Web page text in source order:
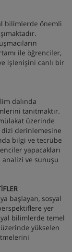
bilimlerde önemli
ile öğrenciler,
işlenişini canlı bir
dalında
tanıtmaktır.
üzerinde
derinlemesine
bilgi ve tecrübe
yapacakları
analizi ve sunuşu
başlayan, sosyal
yer
bilimlerde temel
yükselen